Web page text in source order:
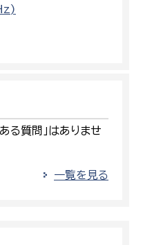
る質問」はありませ
一覧を見る